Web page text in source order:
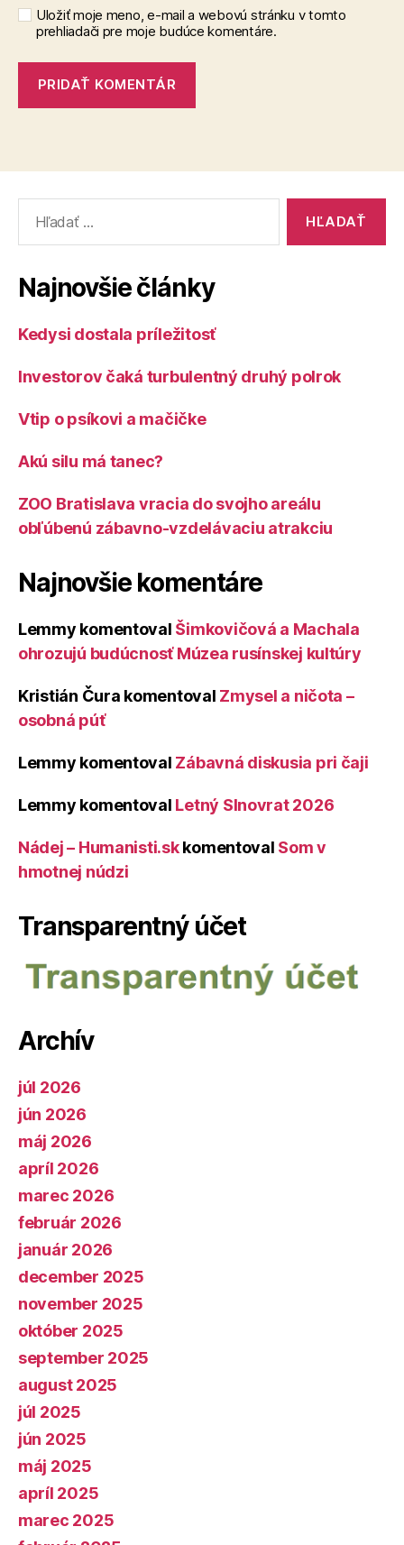
Uložiť moje meno, e-mail a webovú stránku v tomto
prehliadači pre moje budúce komentáre.
Najnovšie články
Kedysi dostala príležitosť
Investorov čaká turbulentný druhý polrok
Vtip o psíkovi a mačičke
Akú silu má tanec?
ZOO Bratislava vracia do svojho areálu
obľúbenú zábavno-vzdelávaciu atrakciu
Najnovšie komentáre
Lemmy komentoval Šimkovičová a Machala
ohrozujú budúcnosť Múzea rusínskej kultúry
Kristián Čura komentoval Zmysel a ničota –
osobná púť
Lemmy komentoval Zábavná diskusia pri čaji
Lemmy komentoval Letný Slnovrat 2026
Nádej – Humanisti.skkomentoval Som v
hmotnej núdzi
Transparentný účet
Archív
júl 2026
jún 2026
máj 2026
apríl 2026
marec 2026
február 2026
január 2026
december 2025
november 2025
október 2025
september 2025
august 2025
júl 2025
jún 2025
máj 2025
apríl 2025
marec 2025